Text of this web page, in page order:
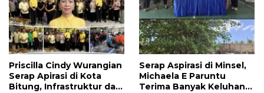
Priscilla Cindy Wurangian
Serap Apirasi di Kota
Bitung, Infrastruktur dan
Serap Aspirasi di Minsel,
Michaela E Paruntu
Terima Banyak Keluhan